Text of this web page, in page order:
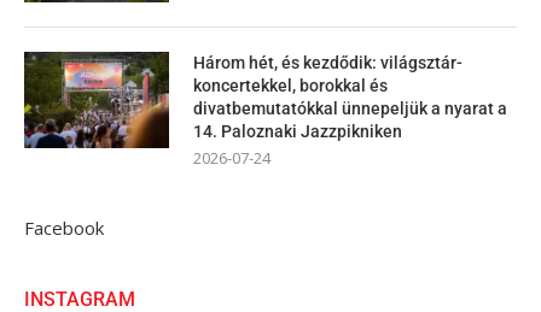
Három hét, és kezdődik: világsztár-
koncertekkel, borokkal és
divatbemutatókkal ünnepeljük a nyarat a
14. Paloznaki Jazzpikniken
2026-07-24
Facebook
INSTAGRAM